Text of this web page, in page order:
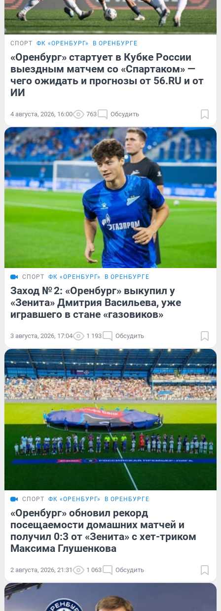
СПОРТ ФК «ОРЕНБУРГ» В ОРЕНБУРГЕ
«Оренбург» стартует в Кубке России
выездным матчем со «Спартаком» —
чего ожидать и прогнозы от 56.RU и от
ИИ
4 августа, 2026, 16:00 763 Обсудить
СПОРТ ФК «ОРЕНБУРГ» В ОРЕНБУРГЕ
Заход № 2: «Оренбург» выкупил у
«Зенита» Дмитрия Васильева, уже
игравшего в стане «газовиков»
3 августа, 2026, 17:04 1 193 Обсудить
СПОРТ ФК «ОРЕНБУРГ» В ОРЕНБУРГЕ
«Оренбург» обновил рекорд
посещаемости домашних матчей и
получил 0:3 от «Зенита» с хет-триком
Максима Глушенкова
2 августа, 2026, 21:31 1 063 Обсудить